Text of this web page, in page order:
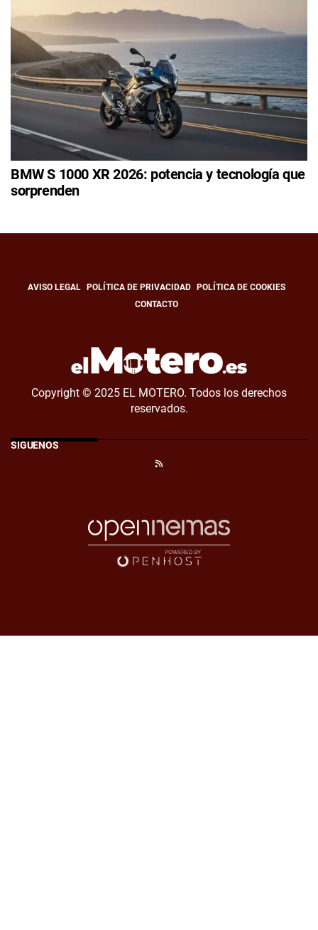
BMW S 1000 XR 2026: potencia y tecnología que
sorprenden
AVISO LEGAL POLÍTICA DE PRIVACIDAD
POLÍTICA DE COOKIES
CONTACTO
Copyright © 2025 EL MOTERO. Todos los derechos
reservados.
SÍGUENOS